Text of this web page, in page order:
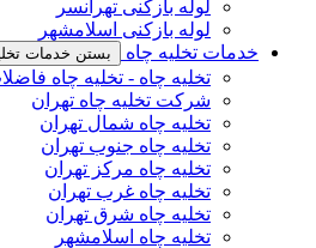
لوله بازکنی تهرانسر
لوله بازکنی اسلامشهر
خدمات تخلیه چاه
بستن خدمات
تخلیه چاه - تخلیه چاه
شرکت تخلیه چاه تهران
تخلیه چاه شمال تهران
تخلیه چاه جنوب تهران
تخلیه چاه مرکز تهران
تخلیه چاه غرب تهران
تخلیه چاه شرق تهران
تخلیه چاه اسلامشهر